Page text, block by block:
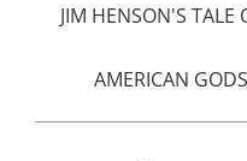
JIM HENSON'S TALE
AMERICAN